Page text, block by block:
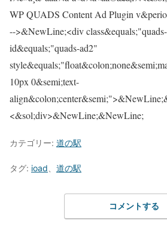
カテゴリー: 道の駅
タグ: ioad 道の駅
コメントする